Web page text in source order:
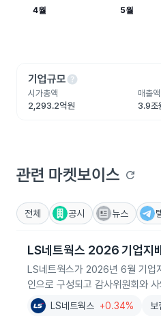
기업규모help
시가총액
2,293.2억원
매출액
3.9조
관련 마켓보이스 refresh
전체 공시 뉴스
LS네트웍스 2026 기업지
LS네트웍스가 2026년 6월 기업
인으로 구성되고 감사위원회와
LS네트웍스 +0.34% 보